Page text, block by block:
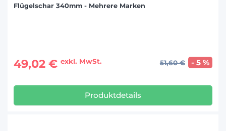
Flügelschar 340mm - Mehrere Marken
49,02 € exkl. MwSt. 51,60 € - 5 %
Produktdetails